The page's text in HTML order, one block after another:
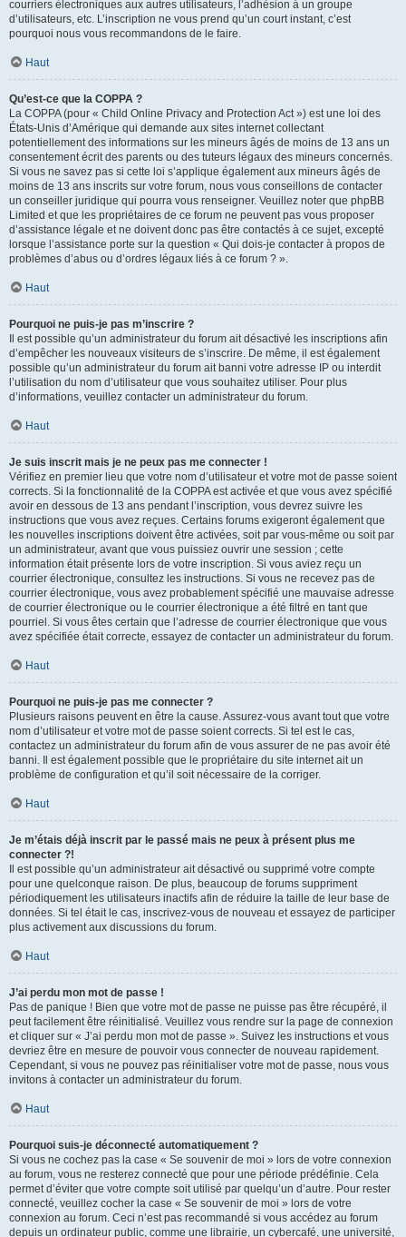
courriers électroniques aux autres utilisateurs, l’adhésion à un groupe
d’utilisateurs, etc. L’inscription ne vous prend qu’un court instant, c’est
pourquoi nous vous recommandons de le faire.
Haut
Qu’est-ce que la COPPA ?
La COPPA (pour « Child Online Privacy and Protection Act ») est une loi des
États-Unis d’Amérique qui demande aux sites internet collectant
potentiellement des informations sur les mineurs âgés de moins de 13 ans un
consentement écrit des parents ou des tuteurs légaux des mineurs concernés.
Si vous ne savez pas si cette loi s’applique également aux mineurs âgés de
moins de 13 ans inscrits sur votre forum, nous vous conseillons de contacter
un conseiller juridique qui pourra vous renseigner. Veuillez noter que phpBB
Limited et que les propriétaires de ce forum ne peuvent pas vous proposer
d’assistance légale et ne doivent donc pas être contactés à ce sujet, excepté
lorsque l’assistance porte sur la question « Qui dois-je contacter à propos de
problèmes d’abus ou d’ordres légaux liés à ce forum ? ».
Haut
Pourquoi ne puis-je pas m’inscrire ?
Il est possible qu’un administrateur du forum ait désactivé les inscriptions afin
d’empêcher les nouveaux visiteurs de s’inscrire. De même, il est également
possible qu’un administrateur du forum ait banni votre adresse IP ou interdit
l’utilisation du nom d’utilisateur que vous souhaitez utiliser. Pour plus
d’informations, veuillez contacter un administrateur du forum.
Haut
Je suis inscrit mais je ne peux pas me connecter !
Vérifiez en premier lieu que votre nom d’utilisateur et votre mot de passe soient
corrects. Si la fonctionnalité de la COPPA est activée et que vous avez spécifié
avoir en dessous de 13 ans pendant l’inscription, vous devrez suivre les
instructions que vous avez reçues. Certains forums exigeront également que
les nouvelles inscriptions doivent être activées, soit par vous-même ou soit par
un administrateur, avant que vous puissiez ouvrir une session ; cette
information était présente lors de votre inscription. Si vous aviez reçu un
courrier électronique, consultez les instructions. Si vous ne recevez pas de
courrier électronique, vous avez probablement spécifié une mauvaise adresse
de courrier électronique ou le courrier électronique a été filtré en tant que
pourriel. Si vous êtes certain que l’adresse de courrier électronique que vous
avez spécifiée était correcte, essayez de contacter un administrateur du forum.
Haut
Pourquoi ne puis-je pas me connecter ?
Plusieurs raisons peuvent en être la cause. Assurez-vous avant tout que votre
nom d’utilisateur et votre mot de passe soient corrects. Si tel est le cas,
contactez un administrateur du forum afin de vous assurer de ne pas avoir été
banni. Il est également possible que le propriétaire du site internet ait un
problème de configuration et qu’il soit nécessaire de la corriger.
Haut
Je m’étais déjà inscrit par le passé mais ne peux à présent plus me
connecter ?!
Il est possible qu’un administrateur ait désactivé ou supprimé votre compte
pour une quelconque raison. De plus, beaucoup de forums suppriment
périodiquement les utilisateurs inactifs afin de réduire la taille de leur base de
données. Si tel était le cas, inscrivez-vous de nouveau et essayez de participer
plus activement aux discussions du forum.
Haut
J’ai perdu mon mot de passe !
Pas de panique ! Bien que votre mot de passe ne puisse pas être récupéré, il
peut facilement être réinitialisé. Veuillez vous rendre sur la page de connexion
et cliquer sur « J’ai perdu mon mot de passe ». Suivez les instructions et vous
devriez être en mesure de pouvoir vous connecter de nouveau rapidement.
Cependant, si vous ne pouvez pas réinitialiser votre mot de passe, nous vous
invitons à contacter un administrateur du forum.
Haut
Pourquoi suis-je déconnecté automatiquement ?
Si vous ne cochez pas la case « Se souvenir de moi » lors de votre connexion
au forum, vous ne resterez connecté que pour une période prédéfinie. Cela
permet d’éviter que votre compte soit utilisé par quelqu’un d’autre. Pour rester
connecté, veuillez cocher la case « Se souvenir de moi » lors de votre
connexion au forum. Ceci n’est pas recommandé si vous accédez au forum
depuis un ordinateur public, comme une librairie, un cybercafé, une université,